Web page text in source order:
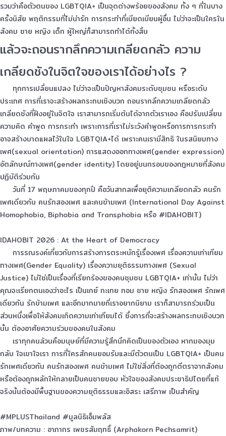
รวมว่าคือตัวตนของ LGBTQIA+ เป็นจุดด่างพร้อยของสังคม ทั้ง ๆ ที่ในบาง
ครั้งนิสัย พฤติกรรมที่ไม่น่ารัก การกระทำที่เบียดเบียนผู้อื่น ไม่ว่าจะเป็นใครใน
สังคม ชาย หญิง เด็ก ผู้ใหญ่ก็สามารถทำได้ทั้งสิ้น
แล้วจะถอนรากลึกความเกลียดกลัว ความ
เกลียดชังในจิตใจของเราได้อย่างไร ?
ทุกการเปลี่ยนแปลง ไม่ว่าจะเป็นปัญหาสังคมระดับชุมชน หรือระดับ
ประเทศ การที่เราจะสร้างผลกระทบเชิงบวก ถอนรากลึกความเกลียดกลัว
เกลียดชังที่ฝังอยู่ในจิตใจ เราสามารถเริ่มต้นได้จากตัวเราเอง คือปรับเปลี่ยน
ความคิด คำพูด การกระทำ เพราะการที่เราไม่ระวังคำพูดหรือการการกระทำ
อาจสร้างบาดแผลไว้ในใจ LGBTQIA+ได้ เพราะคนเรามีสิทธิ ในรสนิยมทาง
เพศ(sexual orientation) การแสดงออกทางเพศ(gender expression)
อัตลักษณ์ทางเพศ(gender identity) โดยอยู่บนกรอบของกฎหมายที่สังคม
ปฏิบัติร่วมกัน
วันที่ 17 พฤษภาคมของทุกปี คือวันสากลเพื่อยุติความเกลียดกลัว คนรัก
เพศเดียวกัน คนรักสองเพศ และคนข้ามเพศ (International Day Against
Homophobia, Biphobia and Transphobia หรือ #IDAHOBIT)
IDAHOBIT 2026 : At the Heart of Democracy
การรณรงค์เกี่ยวกับการสร้างการตระหนักรู้เรื่องเพศ เรื่องความเท่าเทียม
ทางเพศ(Gender Equality) เรื่องความยุติธรรมทางเพศ (Sexual
Justice) ไม่ใช่เป็นเรื่องที่เรียกร้องของคนชุมชน LGBTQIA+ เท่านั้น ไม่ว่า
คุณจะเรียกตนเองว่าอะไร เป็นเกย์ กะเทย ทอม ชาย หญิง รักสองเพศ รักเพศ
เดียวกัน รักข้ามเพศ และอีกมากมายที่เราอยากนิยาม เราก็สามารถร่วมเป็น
ส่วนหนึ่งเพื่อให้สังคมเกิดความเท่าเทียมได้ ซึ่งการที่จะสร้างผลกระทบเชิงบวก
นั้น ต้องอาศัยความร่วมของคนในสังคม
เราทุกคนล้วนคือมนุษย์ที่มีความรู้สึกนึกคิดเป็นของตัวเอง หากมองมุม
กลับ ใจเขาใจเรา การที่ใครสักคนยอมรับและมีตัวตนเป็น LGBTQIA+ เป็นคน
รักเพศเดียวกัน คนรักสองเพศ คนข้ามเพศ ไม่ใช่สิ่งที่ต้องถูกตีตราจากสังคม
หรือต้องถูกผลักให้กลายเป็นคนชายขอบ หัวใจของสังคมประชาธิปไตยที่แท้
จริงนั้นต้องมีพื้นฐานของความยุติธรรมและอิสระ เสรีภาพ เป็นสำคัญ
#MPLUSThailand #มูลนิธิเอ็มพลัส
ภาพ/บทความ : อาภากร เพชรสัมฤทธิ์ (Arphakorn Pechsamrit)